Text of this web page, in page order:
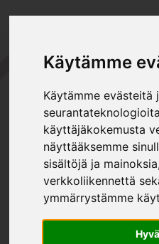
Käytämme
Käytämme evästeitä
käyttäjäkokemusta
näyttääksemme
sisältöjä ja
verkkoliikennettä
ymmärrystämme